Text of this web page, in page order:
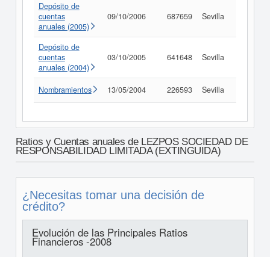
Depósito de
cuentas
anuales (2005)
09/10/2006 687659 Sevilla
Depósito de
cuentas
anuales (2004)
03/10/2005 641648 Sevilla
Nombramientos 13/05/2004 226593 Sevilla
Ratios y Cuentas anuales de LEZPOS SOCIEDAD DE
RESPONSABILIDAD LIMITADA (EXTINGUIDA)
¿Necesitas tomar una decisión de
crédito?
Evolución de las Principales Ratios
Financieros -2008